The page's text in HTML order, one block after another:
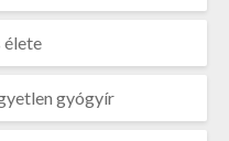
élete
gyógyír